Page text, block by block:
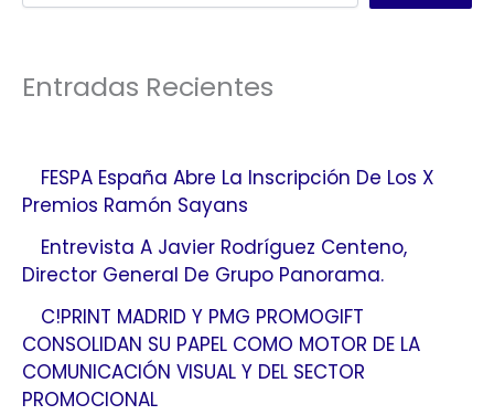
Entradas Recientes
FESPA España Abre La Inscripción De Los X
Premios Ramón Sayans
Entrevista A Javier Rodríguez Centeno,
Director General De Grupo Panorama.
C!PRINT MADRID Y PMG PROMOGIFT
CONSOLIDAN SU PAPEL COMO MOTOR DE LA
COMUNICACIÓN VISUAL Y DEL SECTOR
PROMOCIONAL